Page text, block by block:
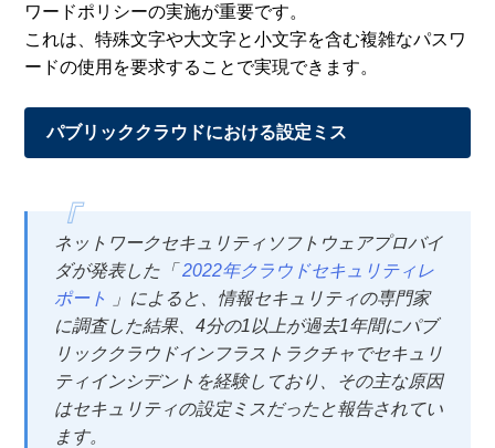
ワードポリシーの実施が重要です。
これは、特殊文字や大文字と小文字を含む複雑なパスワ
ードの使用を要求することで実現できます。
パブリッククラウドにおける設定ミス
ネットワークセキュリティソフトウェアプロバイ
ダが発表した「 2022年クラウドセキュリティレ
ポート
」によると、情報セキュリティの専門家
に調査した結果、4分の1以上が過去1年間にパブ
リッククラウドインフラストラクチャでセキュリ
ティインシデントを経験しており、その主な原因
はセキュリティの設定ミスだったと報告されてい
ます。